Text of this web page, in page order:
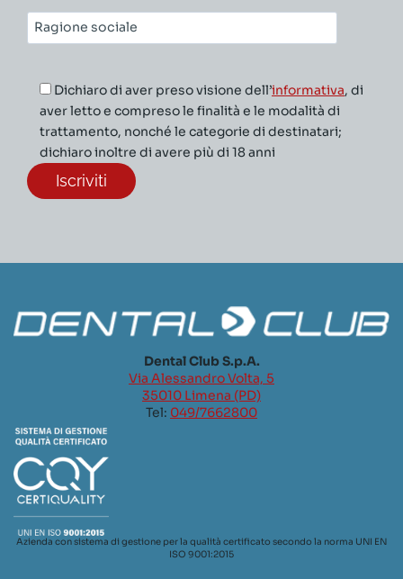
Ragione
sociale*
Dichiaro di aver preso visione dell’informativa, di
aver letto e compreso le finalità e le modalità di
trattamento, nonché le categorie di destinatari;
dichiaro inoltre di avere più di 18 anni
Dental Club S.p.A.
Via Alessandro Volta, 5
35010 Limena (PD)
Tel: 049/7662800
Azienda con sistema di gestione per la qualità certificato secondo la norma UNI EN
ISO 9001:2015